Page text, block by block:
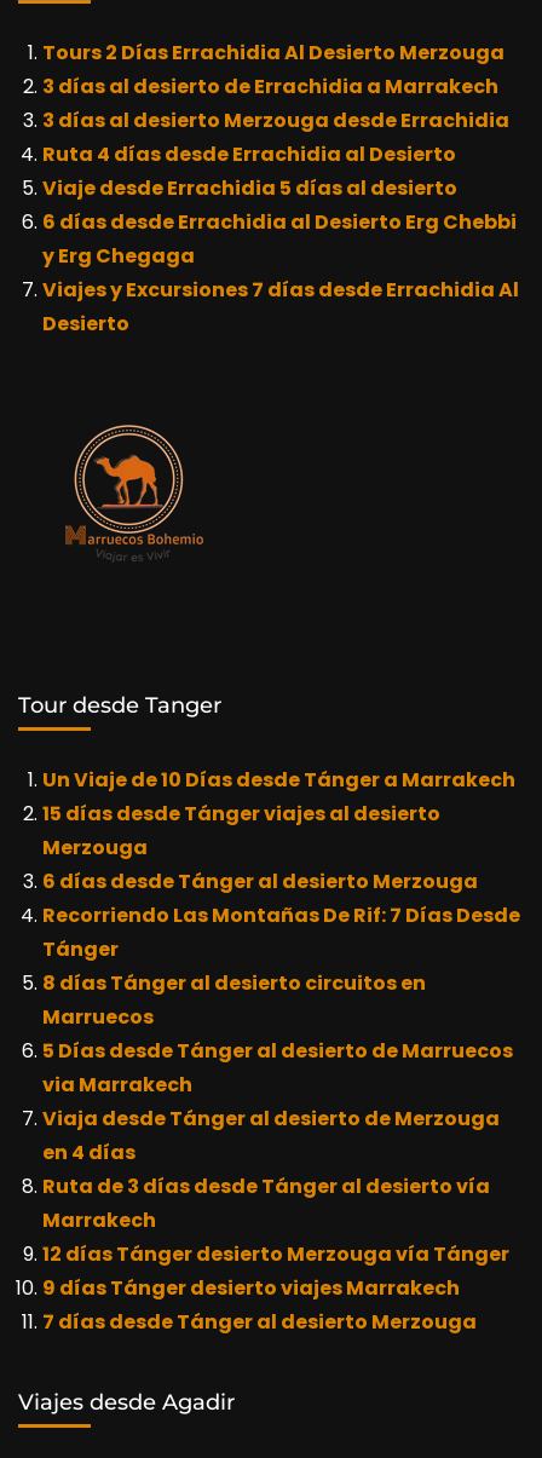
Tours 2 Días Errachidia Al Desierto Merzouga
3 días al desierto de Errachidia a Marrakech
3 días al desierto Merzouga desde Errachidia
Ruta 4 días desde Errachidia al Desierto
Viaje desde Errachidia 5 días al desierto
6 días desde Errachidia al Desierto Erg Chebbi
y Erg Chegaga
Viajes y Excursiones 7 días desde Errachidia Al
Desierto
Tour desde Tanger
Un Viaje de 10 Días desde Tánger a Marrakech
15 días desde Tánger viajes al desierto
Merzouga
6 días desde Tánger al desierto Merzouga
Recorriendo Las Montañas De Rif: 7 Días Desde
Tánger
8 días Tánger al desierto circuitos en
Marruecos
5 Días desde Tánger al desierto de Marruecos
via Marrakech
Viaja desde Tánger al desierto de Merzouga
en 4 días
Ruta de 3 días desde Tánger al desierto vía
Marrakech
12 días Tánger desierto Merzouga vía Tánger
9 días Tánger desierto viajes Marrakech
7 días desde Tánger al desierto Merzouga
Viajes desde Agadir